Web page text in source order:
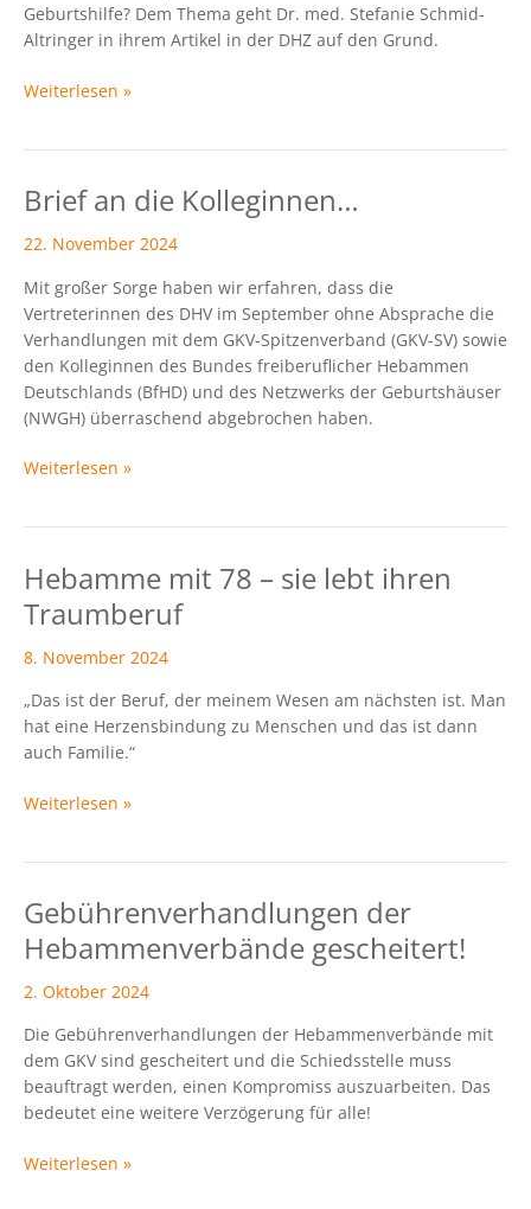
Geburtshilfe? Dem Thema geht Dr. med. Stefanie Schmid-
Altringer in ihrem Artikel in der DHZ auf den Grund.
Weiterlesen »
Brief an die Kolleginnen…
22. November 2024
Mit großer Sorge haben wir erfahren, dass die
Vertreterinnen des DHV im September ohne Absprache die
Verhandlungen mit dem GKV-Spitzenverband (GKV-SV) sowie
den Kolleginnen des Bundes freiberuflicher Hebammen
Deutschlands (BfHD) und des Netzwerks der Geburtshäuser
(NWGH) überraschend abgebrochen haben.
Brief
die
Weiterlesen »
Hebamme mit 78 – sie lebt ihren
Traumberuf
8. November 2024
„Das ist der Beruf, der meinem Wesen am nächsten ist. Man
hat eine Herzensbindung zu Menschen und das ist dann
auch Familie.“
Hebamme
78
–
lebt
ihren
Traumberuf
Weiterlesen »
Gebührenverhandlungen der
Hebammenverbände gescheitert!
2. Oktober 2024
Die Gebührenverhandlungen der Hebammenverbände mit
dem GKV sind gescheitert und die Schiedsstelle muss
beauftragt werden, einen Kompromiss auszuarbeiten. Das
bedeutet eine weitere Verzögerung für alle!
Gebührenverhandlungen
Hebammenverbände
gescheitert!
Weiterlesen »